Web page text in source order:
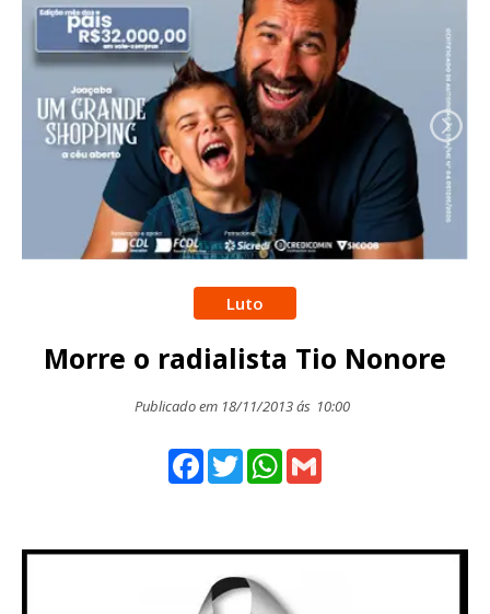
Luto
Morre o radialista Tio Nonore
Publicado em 18/11/2013 ás 10:00
Facebook
TwitterWhatsApp